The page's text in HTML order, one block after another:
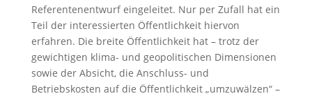
Referentenentwurf eingeleitet. Nur per Zufall hat ein
Teil der interessierten Öffentlichkeit hiervon
erfahren. Die breite Öffentlichkeit hat – trotz der
gewichtigen klima- und geopolitischen Dimensionen
sowie der Absicht, die Anschluss- und
Betriebskosten auf die Öffentlichkeit „umzuwälzen“ –